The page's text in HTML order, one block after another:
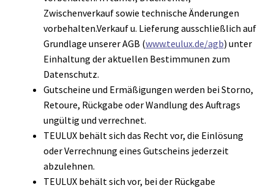
Zwischenverkauf sowie technische Änderungen
vorbehalten.Verkauf u. Lieferung ausschließlich auf
Grundlage unserer AGB (www.teulux.de/agb) unter
Einhaltung der aktuellen Bestimmunen zum
Datenschutz.
Gutscheine und Ermäßigungen werden bei Storno,
Retoure, Rückgabe oder Wandlung des Auftrags
ungültig und verrechnet.
TEULUX behält sich das Recht vor, die Einlösung
oder Verrechnung eines Gutscheins jederzeit
abzulehnen.
TEULUX behält sich vor, bei der Rückgabe